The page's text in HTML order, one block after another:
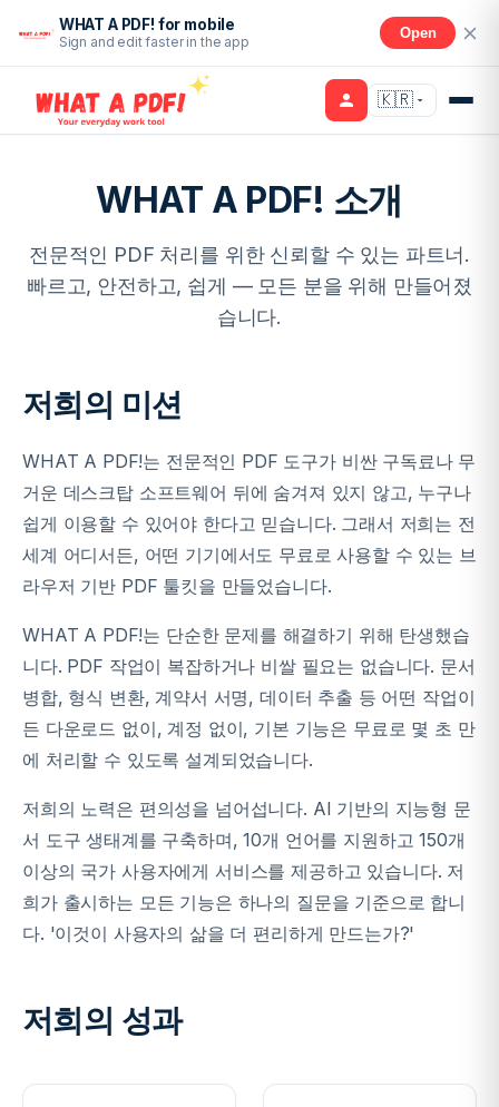
WHAT A PDF! for mobile
Sign and edit faster in the app
Open
🇰🇷
WHAT A PDF! 소개
전문적인 PDF 처리를 위한 신뢰할 수 있는 파트너.
빠르고, 안전하고, 쉽게 — 모든 분을 위해 만들어졌
습니다.
저희의 미션
WHAT A PDF!는 전문적인 PDF 도구가 비싼 구독료나 무
거운 데스크탑 소프트웨어 뒤에 숨겨져 있지 않고, 누구나
쉽게 이용할 수 있어야 한다고 믿습니다. 그래서 저희는 전
세계 어디서든, 어떤 기기에서도 무료로 사용할 수 있는 브
라우저 기반 PDF 툴킷을 만들었습니다.
WHAT A PDF!는 단순한 문제를 해결하기 위해 탄생했습
니다. PDF 작업이 복잡하거나 비쌀 필요는 없습니다. 문서
병합, 형식 변환, 계약서 서명, 데이터 추출 등 어떤 작업이
든 다운로드 없이, 계정 없이, 기본 기능은 무료로 몇 초 만
에 처리할 수 있도록 설계되었습니다.
저희의 노력은 편의성을 넘어섭니다. AI 기반의 지능형 문
서 도구 생태계를 구축하며, 10개 언어를 지원하고 150개
이상의 국가 사용자에게 서비스를 제공하고 있습니다. 저
희가 출시하는 모든 기능은 하나의 질문을 기준으로 합니
다. '이것이 사용자의 삶을 더 편리하게 만드는가?'
저희의 성과